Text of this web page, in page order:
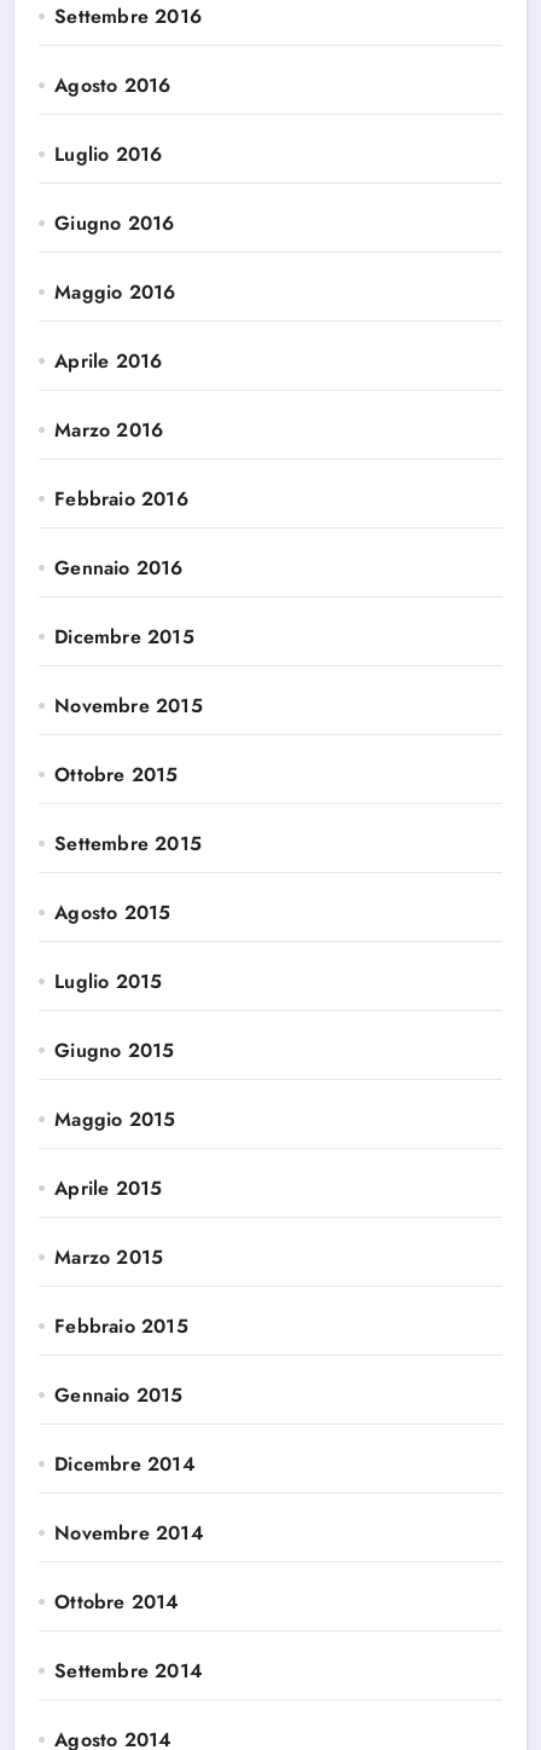
Settembre 2016
Agosto 2016
Luglio 2016
Giugno 2016
Maggio 2016
Aprile 2016
Marzo 2016
Febbraio 2016
Gennaio 2016
Dicembre 2015
Novembre 2015
Ottobre 2015
Settembre 2015
Agosto 2015
Luglio 2015
Giugno 2015
Maggio 2015
Aprile 2015
Marzo 2015
Febbraio 2015
Gennaio 2015
Dicembre 2014
Novembre 2014
Ottobre 2014
Settembre 2014
Agosto 2014